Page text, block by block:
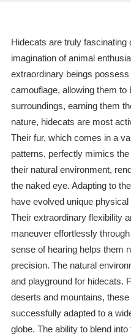
Hidecats are truly
imagination of animal
extraordinary beings
camouflage, allowing them
surroundings, earning them
nature, hidecats are most
Their fur, which comes in a
patterns, perfectly mimics
their natural environment,
the naked eye. Adapting to
have evolved unique
Their extraordinary flexibility
maneuver effortlessly
sense of hearing helps them
precision. The natural
and playground for hidecats.
deserts and mountains,
successfully adapted to a
globe. The ability to blend